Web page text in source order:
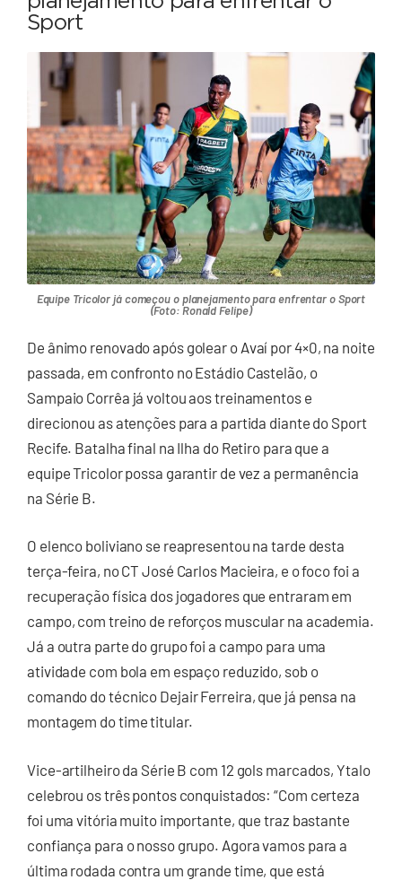
Sport
Equipe Tricolor já começou o planejamento para enfrentar o Sport
(Foto: Ronald Felipe)
De ânimo renovado após golear o Avaí por 4×0, na noite
passada, em confronto no Estádio Castelão, o
Sampaio Corrêa já voltou aos treinamentos e
direcionou as atenções para a partida diante do Sport
Recife. Batalha final na Ilha do Retiro para que a
equipe Tricolor possa garantir de vez a permanência
na Série B.
O elenco boliviano se reapresentou na tarde desta
terça-feira, no CT José Carlos Macieira, e o foco foi a
recuperação física dos jogadores que entraram em
campo, com treino de reforços muscular na academia.
Já a outra parte do grupo foi a campo para uma
atividade com bola em espaço reduzido, sob o
comando do técnico Dejair Ferreira, que já pensa na
montagem do time titular.
Vice-artilheiro da Série B com 12 gols marcados, Ytalo
celebrou os três pontos conquistados: “Com certeza
foi uma vitória muito importante, que traz bastante
confiança para o nosso grupo. Agora vamos para a
última rodada contra um grande time, que está